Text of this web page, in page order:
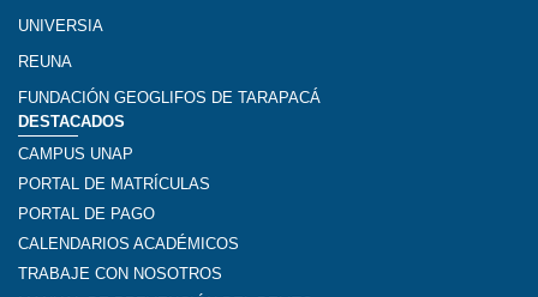
UNIVERSIA
REUNA
FUNDACIÓN GEOGLIFOS DE TARAPACÁ
DESTACADOS
CAMPUS UNAP
PORTAL DE MATRÍCULAS
PORTAL DE PAGO
CALENDARIOS ACADÉMICOS
TRABAJE CON NOSOTROS